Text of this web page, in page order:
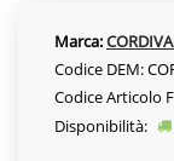
Marca:
Codice DEM:
Codice Articolo
Disponibilità: